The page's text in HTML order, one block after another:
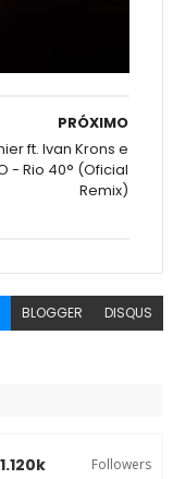
PRÓXIMO
ft. Ivan Krons e
- Rio 40° (Oficial
Remix)
BLOGGER DISQUS
1.120k Followers